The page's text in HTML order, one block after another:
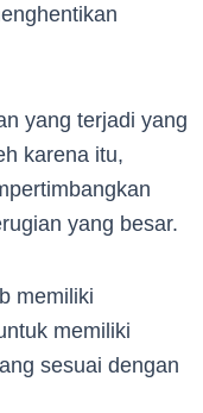
yang terjadi yang
karena itu,
yang besar.
memiliki
memiliki
sesuai dengan